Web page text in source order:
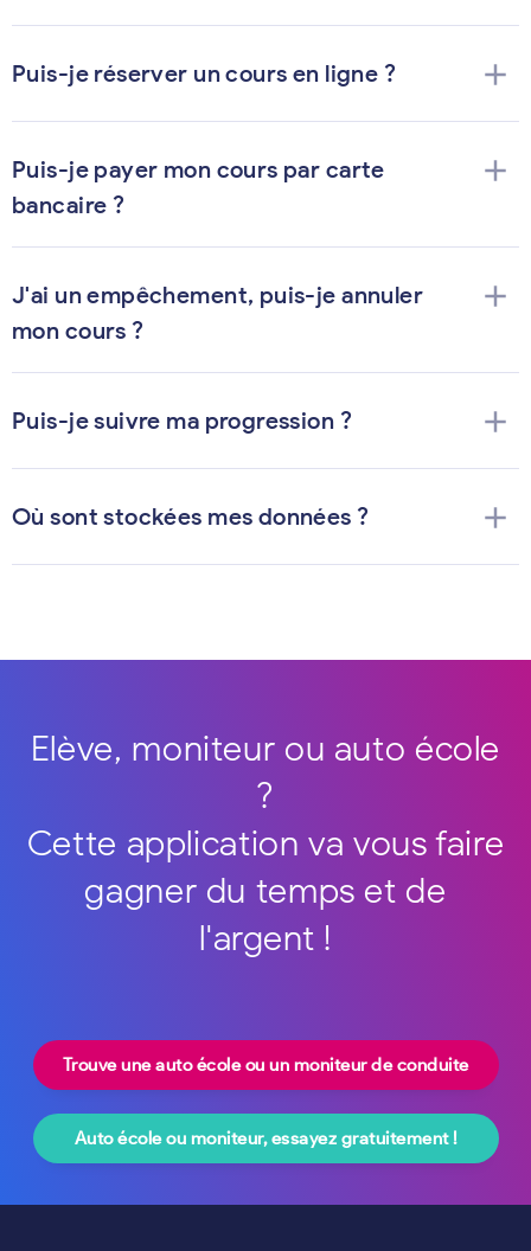
Puis-je réserver un cours en ligne ? add
Puis-je payer mon cours par carte
bancaire ?
add
J'ai un empêchement, puis-je annuler
mon cours ?
add
Puis-je suivre ma progression ? add
Où sont stockées mes données ? add
Elève, moniteur ou auto école
?
Cette application va vous faire
gagner du temps et de
l'argent !
Trouve une auto école ou un moniteur de conduite
Auto école ou moniteur, essayez gratuitement !